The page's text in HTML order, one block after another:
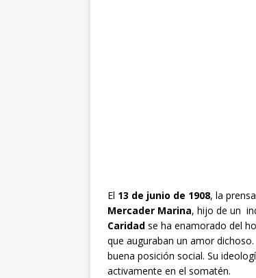
El 13 de junio de 1908, la
Mercader Marina, hijo de un
Caridad se ha enamorado del
que auguraban un amor dichoso.
buena posición social. Su
activamente en el somatén.